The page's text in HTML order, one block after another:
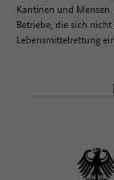
Kantinen und
Betriebe, die sich
Lebensmittelrettung